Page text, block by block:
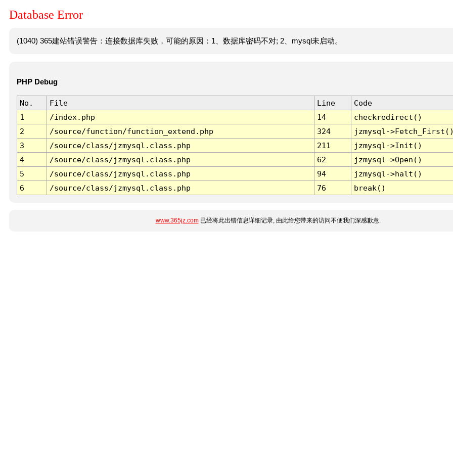
Database Error
(1040) 365建站错误警告：连接数据库失败，可能的原因：1、数据库密码不对; 2、mysql未启动。
PHP Debug
No. File Line
Code
1
/index.php 14
checkredirect()
2
/source/function/function_extend.php 324
jzmysql-
3
/source/class/jzmysql.class.php 211
jzmysql->Init()
4
/source/class/jzmysql.class.php 62
jzmysql->Open()
5
/source/class/jzmysql.class.php 94
jzmysql->halt()
6
/source/class/jzmysql.class.php 76 break()
www.365jz.com已经将此出错信息详细记录, 由此给您带来的访问不便我们深感歉意.